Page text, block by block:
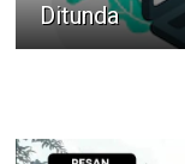
Ditunda